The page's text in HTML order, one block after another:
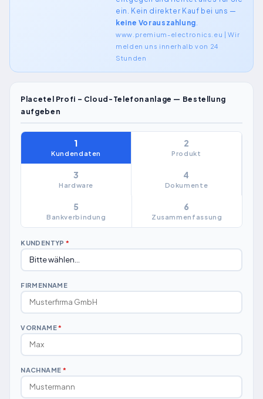
ein. Kein direkter Kauf bei uns —
keine Vorauszahlung
www.premium-electronics.eu | Wir
melden uns innerhalb von 24
Stunden
Placetel Profi – Cloud-Telefonanlage — Bestellung
aufgeben
1
Kundendaten
2
Produkt
3
Hardware
4
Dokumente
5
Bankverbindung
6
Zusammenfassung
KUNDENTYP*
FIRMENNAME
VORNAME*
NACHNAME *